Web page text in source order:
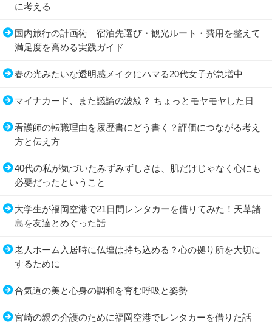
に考える
国内旅行の計画術｜宿泊先選び・観光ルート・費用を整えて
満足度を高める実践ガイド
春の光みたいな透明感メイクにハマる20代女子が急増中
マイナカード、また議論の波紋？ ちょっとモヤモヤした日
看護師の転職理由を履歴書にどう書く？評価につながる考え
方と伝え方
40代の私が気づいたみずみずしさは、肌だけじゃなく心にも
必要だったということ
大学生が福岡空港で21日間レンタカーを借りてみた！天草諸
島を友達とめぐった話
老人ホーム入居時に仏壇は持ち込める？心の拠り所を大切に
するために
合気道の美と心身の調和を育む呼吸と姿勢
宮崎の親の介護のために福岡空港でレンタカーを借りた話